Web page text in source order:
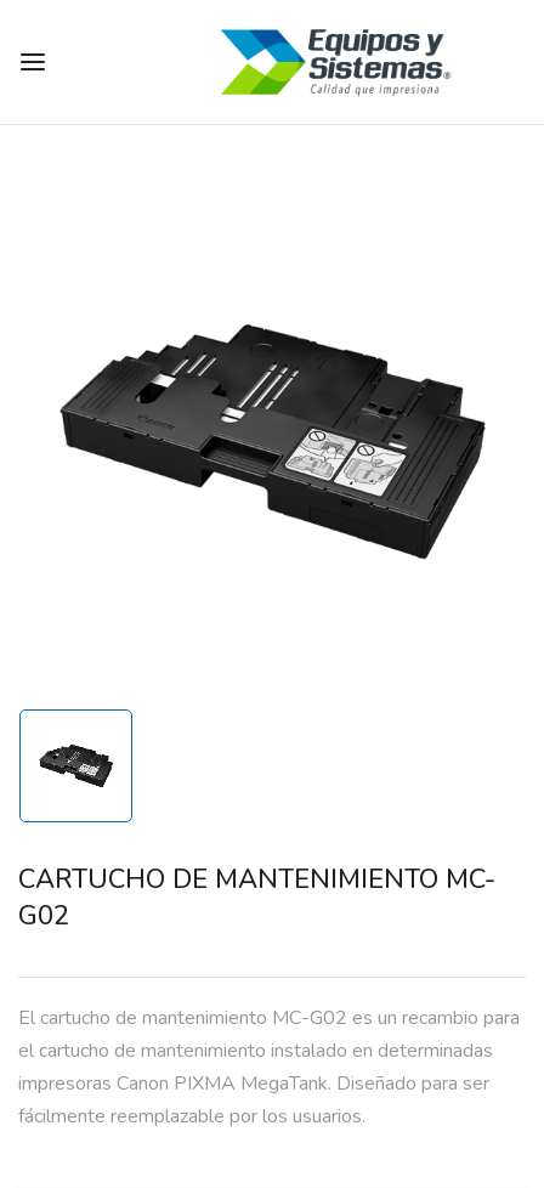
CARTUCHO DE MANTENIMIENTO MC-
G02
El cartucho de mantenimiento MC-G02 es un recambio para
el cartucho de mantenimiento instalado en determinadas
impresoras Canon PIXMA MegaTank. Diseñado para ser
fácilmente reemplazable por los usuarios.